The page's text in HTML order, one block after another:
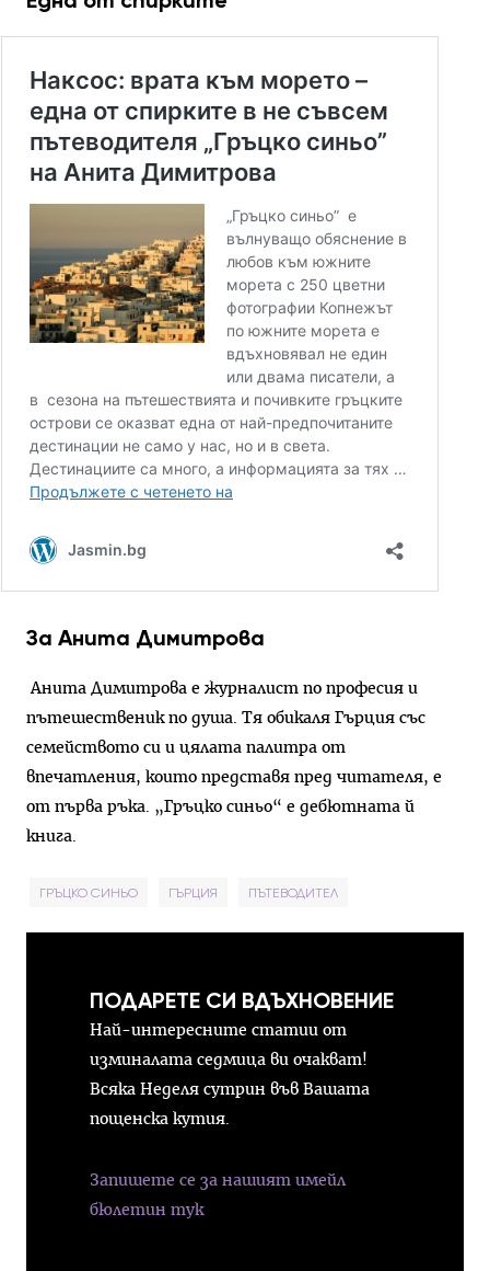
За Анита Димитрова
Анита Димитрова е журналист по професия и
пътешественик по душа. Тя обикаля Гърция със
семейството си и цялата палитра от
впечатления, които представя пред читателя, е
от първа ръка. „Гръцко синьо“ е дебютната й
книга.
ГРЪЦКО СИНЬО ГЪРЦИЯ ПЪТЕВОДИТЕЛ
ПОДАРЕТЕ СИ ВДЪХНОВЕНИЕ
Най-интересните статии от
изминалата седмица ви очакват!
Всяка Неделя сутрин във Вашата
пощенска кутия.
Запишете се за нашият имейл
бюлетин тук